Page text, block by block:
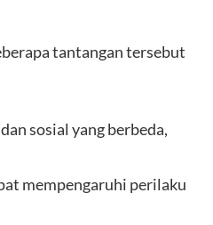
tantangan tersebut
sosial yang berbeda,
mempengaruhi perilaku